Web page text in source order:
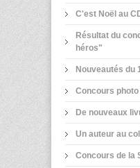
C'est Noël au
Résultat du
héros"
Nouveautés du
Concours photo
De nouveaux
Un auteur au
Concours de la